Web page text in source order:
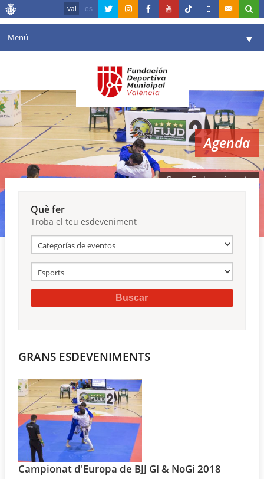
val es
Menú ▼
Agenda
Instal·lacions ▼
Comunicació ▼
València en esport ▼
Reserves
Agenda
Grans Esdeveniments
Què fer
Troba el teu esdeveniment
GRANS ESDEVENIMENTS
Campionat d'Europa de BJJ GI & NoGi 2018